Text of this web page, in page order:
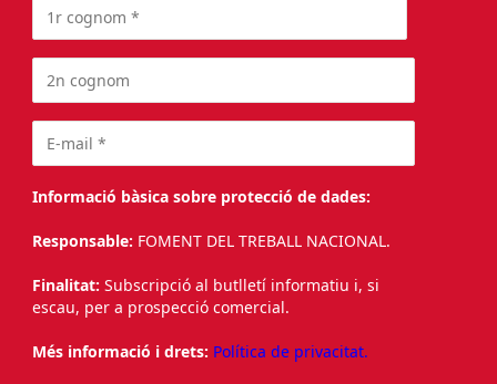
Informació bàsica sobre protecció de dades:
Responsable: FOMENT DEL TREBALL NACIONAL.
Finalitat: Subscripció al butlletí informatiu i, si
escau, per a prospecció comercial.
Més informació i drets: Política de privacitat.